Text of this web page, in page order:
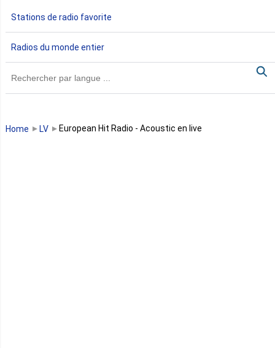
Gambie
Ghana
Guinée
Stations de radio favorite
Radios du monde entier
Home LV European Hit Radio - Acoustic en live